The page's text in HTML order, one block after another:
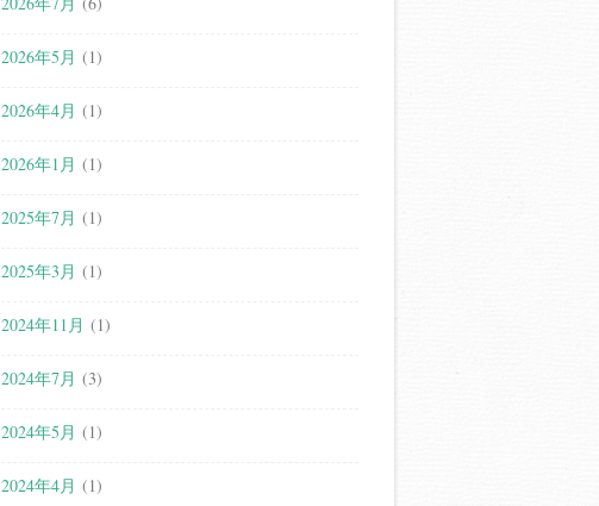
2026年5月 (1)
2026年4月 (1)
2026年1月 (1)
2025年7月 (1)
2025年3月 (1)
2024年11月 (1)
2024年7月 (3)
2024年5月 (1)
2024年4月 (1)